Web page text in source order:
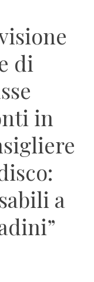
di
in
a